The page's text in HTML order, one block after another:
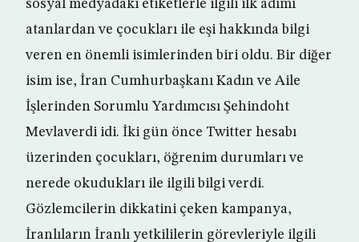
sosyal medyadaki etiketlerle ilgili ilk adımı
atanlardan ve çocukları ile eşi hakkında bilgi
veren en önemli isimlerinden biri oldu. Bir diğer
isim ise, İran Cumhurbaşkanı Kadın ve Aile
İşlerinden Sorumlu Yardımcısı Şehindoht
Mevlaverdi idi. İki gün önce Twitter hesabı
üzerinden çocukları, öğrenim durumları ve
nerede okudukları ile ilgili bilgi verdi.
Gözlemcilerin dikkatini çeken kampanya,
İranlıların İranlı yetkililerin görevleriyle ilgili